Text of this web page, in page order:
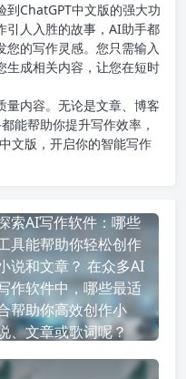
到ChatGPT中文版的强大功
引人入胜的故事，AI助手都
的写作灵感。您只需输入
生成相关内容，让您在短时
量内容。无论是文章、博客
能帮助你提升写作效率，
文版 ，开启你的智能写作
索AI写作软件：哪些
具能帮助你轻松创作
说和文章？ 在众多AI
作软件中，哪些最适
帮助你高效创作小
、文章或歌词呢？